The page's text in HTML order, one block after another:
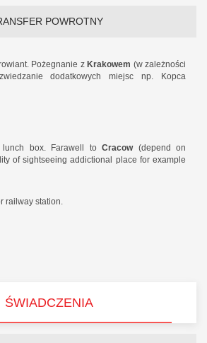
POWROTNY
Pożegnanie z Krakowem (w zależności
dodatkowych miejsc np. Kopca
box. Farawell to Cracow(depend on
of sightseeing addictional place for example
railway station.
ŚWIADCZENIA